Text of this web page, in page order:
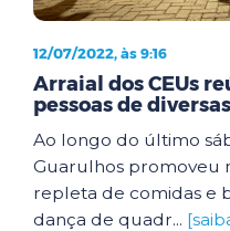
12/07/2022, às 9:16
Arraial dos CEUs
pessoas de
Ao longo do último
Guarulhos promoveu
repleta de comidas e
dança de quadr...